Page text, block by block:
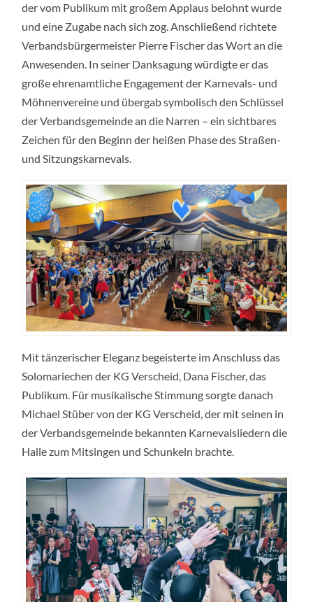
der vom Publikum mit großem Applaus belohnt wurde
und eine Zugabe nach sich zog. Anschließend richtete
Verbandsbürgermeister Pierre Fischer das Wort an die
Anwesenden. In seiner Danksagung würdigte er das
große ehrenamtliche Engagement der Karnevals- und
Möhnenvereine und übergab symbolisch den Schlüssel
der Verbandsgemeinde an die Narren – ein sichtbares
Zeichen für den Beginn der heißen Phase des Straßen-
und Sitzungskarnevals.
Mit tänzerischer Eleganz begeisterte im Anschluss das
Solomariechen der KG Verscheid, Dana Fischer, das
Publikum. Für musikalische Stimmung sorgte danach
Michael Stüber von der KG Verscheid, der mit seinen in
der Verbandsgemeinde bekannten Karnevalsliedern die
Halle zum Mitsingen und Schunkeln brachte.